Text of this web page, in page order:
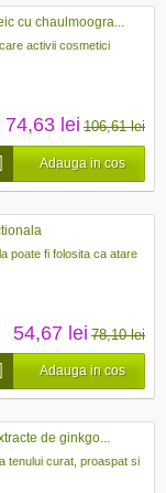
cu chaulmoogra...
activii cosmetici
74,63 lei 106,61 lei
Adauga in cos
poate fi folosita ca atare
54,67 lei 78,10 lei
Adauga in cos
de ginkgo...
tenului curat, proaspat si